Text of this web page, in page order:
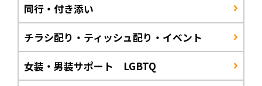
同行・付き添い
チラシ配り・ティッシュ配り・イベント
女装・男装サポート LGBTQ